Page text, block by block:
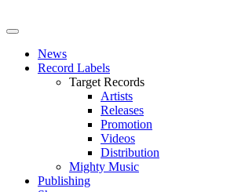
News
Record Labels
Target Records
Artists
Releases
Promotion
Videos
Distribution
Mighty Music
Publishing